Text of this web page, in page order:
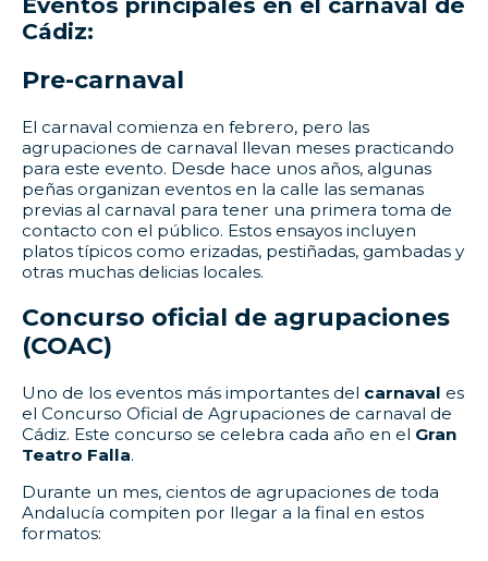
Cádiz:
Pre-carnaval
El carnaval comienza en febrero, pero las
agrupaciones de carnaval llevan meses practicando
para este evento. Desde hace unos años, algunas
peñas organizan eventos en la calle las semanas
previas al carnaval para tener una primera toma de
contacto con el público. Estos ensayos incluyen
platos típicos como erizadas, pestiñadas, gambadas y
otras muchas delicias locales.
Concurso oficial de agrupaciones
(COAC)
Uno de los eventos más importantes del carnaval es
el Concurso Oficial de Agrupaciones de carnaval de
Cádiz. Este concurso se celebra cada año en el Gran
Teatro Falla.
Durante un mes, cientos de agrupaciones de toda
Andalucía compiten por llegar a la final en estos
formatos: